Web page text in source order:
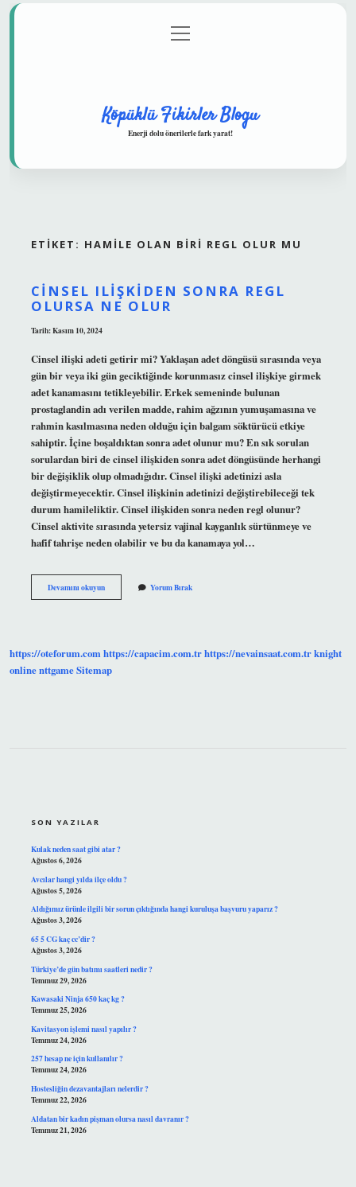
Gizlilik Politikası
menüyü
aç
Köpüklü Fikirler Blogu
Enerji dolu önerilerle fark yarat!
ETIKET: HAMILE OLAN BIRI REGL OLUR MU
CINSEL ILIŞKIDEN SONRA REGL
OLURSA NE OLUR
Tarih: Kasım 10, 2024
Cinsel ilişki adeti getirir mi? Yaklaşan adet döngüsü sırasında veya
gün bir veya iki gün geciktiğinde korunmasız cinsel ilişkiye girmek
adet kanamasını tetikleyebilir. Erkek semeninde bulunan
prostaglandin adı verilen madde, rahim ağzının yumuşamasına ve
rahmin kasılmasına neden olduğu için balgam söktürücü etkiye
sahiptir. İçine boşaldıktan sonra adet olunur mu? En sık sorulan
sorulardan biri de cinsel ilişkiden sonra adet döngüsünde herhangi
bir değişiklik olup olmadığıdır. Cinsel ilişki adetinizi asla
değiştirmeyecektir. Cinsel ilişkinin adetinizi değiştirebileceği tek
durum hamileliktir. Cinsel ilişkiden sonra neden regl olunur?
Cinsel aktivite sırasında yetersiz vajinal kayganlık sürtünmeye ve
hafif tahrişe neden olabilir ve bu da kanamaya yol…
Devamını okuyunCinsel
Ilişkiden
Olur
Yorum Bırak
https://oteforum.comhttps://capacim.com.trhttps://nevainsaat.com.trknight
onlinenttgameSitemap
SON YAZILAR
Kulak neden saat gibi atar ?
Ağustos 6, 2026
Avcılar hangi yılda ilçe oldu ?
Ağustos 5, 2026
Aldığımız ürünle ilgili bir sorun çıktığında hangi kuruluşa başvuru yaparız ?
Ağustos 3, 2026
65 5 CG kaç cc’dir ?
Ağustos 3, 2026
Türkiye’de gün batımı saatleri nedir ?
Temmuz 29, 2026
Kawasaki Ninja 650 kaç kg ?
Temmuz 25, 2026
Kavitasyon işlemi nasıl yapılır ?
Temmuz 24, 2026
257 hesap ne için kullanılır ?
Temmuz 24, 2026
Hostesliğin dezavantajları nelerdir ?
Temmuz 22, 2026
Aldatan bir kadın pişman olursa nasıl davranır ?
Temmuz 21, 2026